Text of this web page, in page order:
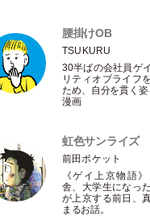
腰掛けOB
TSUKURU
30半ばの会社員ゲ
リティオブライフ
ため、自分を貫く
漫画
虹色サンライズ
前田ポケット
《ゲイ上京物語
舎、大学生になっ
が上京する前日、
まるお話。